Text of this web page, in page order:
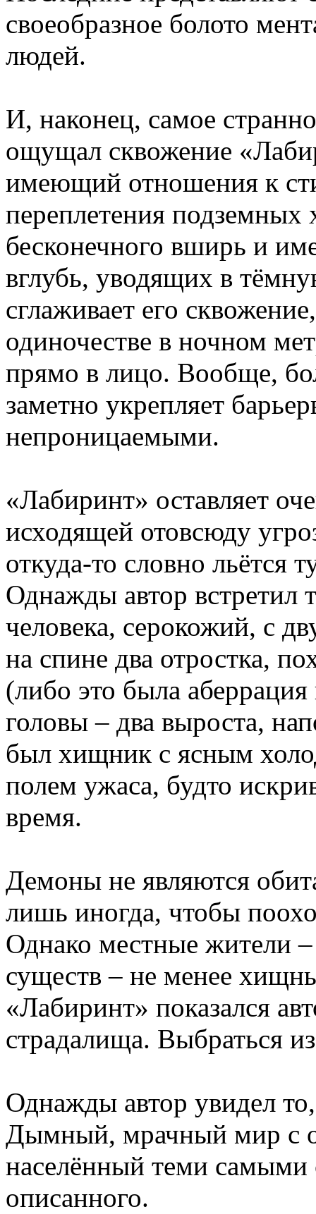
своеобразное болото
людей.
И, наконец, самое
ощущал сквожение
имеющий отношения к
переплетения подземных
бесконечного вширь и
вглубь, уводящих в
сглаживает его
одиночестве в ночном
прямо в лицо. Вообще,
заметно укрепляет
непроницаемыми.
«Лабиринт» оставляет
исходящей отовсюду
откуда-то словно льётся
Однажды автор
человека, серокожий, с
на спине два отростка,
(либо это была
головы – два выроста,
был хищник с ясным
полем ужаса, будто
время.
Демоны не являются
лишь иногда, чтобы
Однако местные жители
существ – не менее
«Лабиринт» показался
страдалища. Выбраться
Однажды автор увидел
Дымный, мрачный мир с
населённый теми
описанного.